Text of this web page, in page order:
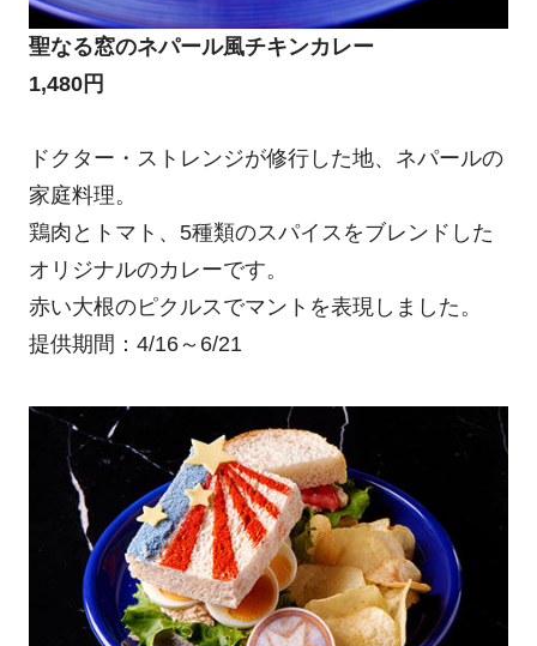
聖なる窓のネパール風チキンカレー
1,480円
ドクター・ストレンジが修行した地、ネパールの
家庭料理。
鶏肉とトマト、5種類のスパイスをブレンドした
オリジナルのカレーです。
赤い大根のピクルスでマントを表現しました。
提供期間：4/16～6/21